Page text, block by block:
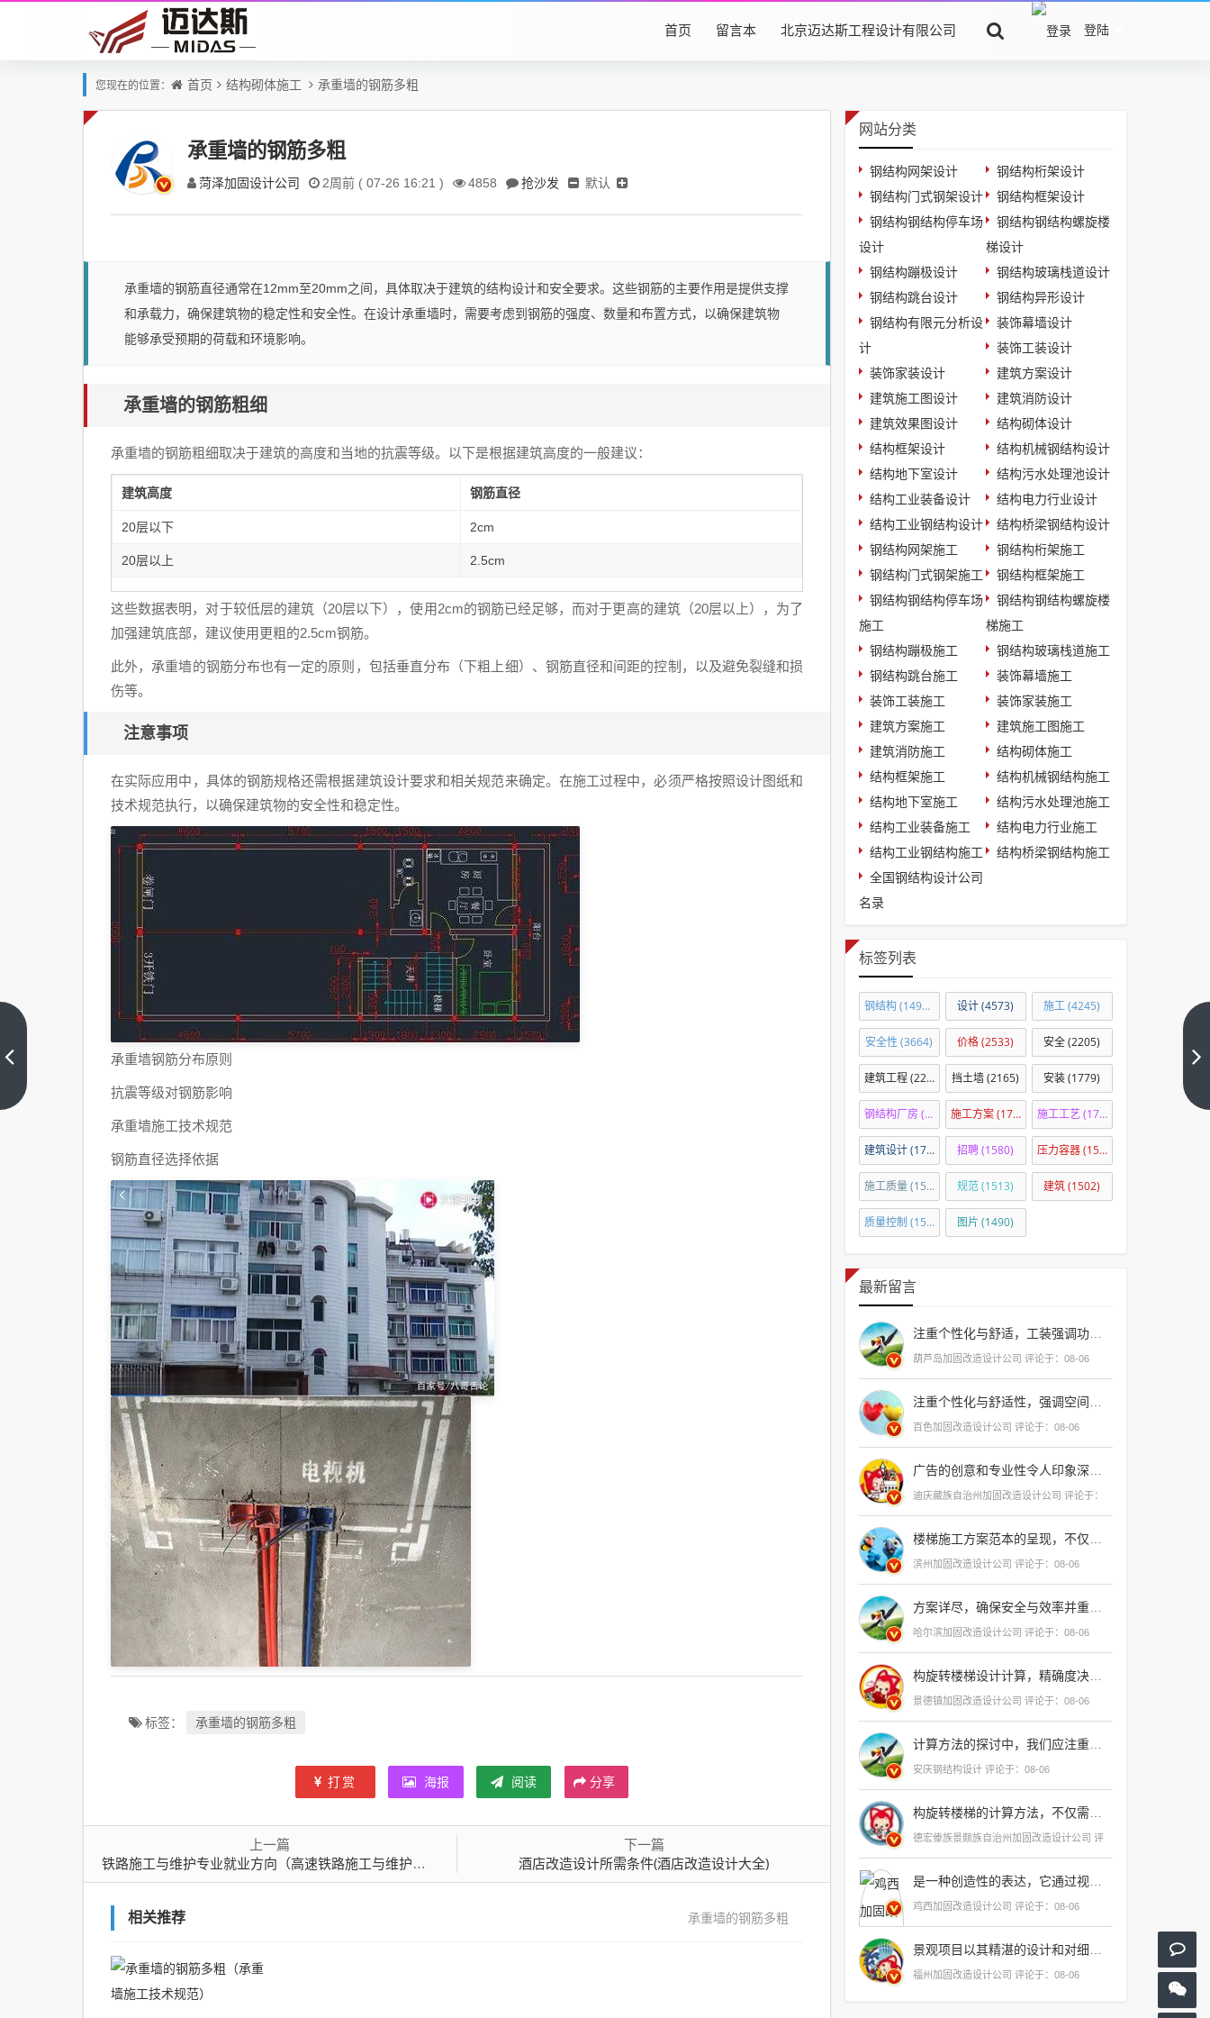
登陆
首页 留言本 北京迈达斯工程设计有限公司
您现在的位置： 首页 结构砌体施工 承重墙的钢筋多粗
承重墙的钢筋多粗
菏泽加固设计公司 2周前 ( 07-26 16:21 ) 4858 抢沙发 默认
承重墙的钢筋直径通常在12mm至20mm之间，具体取决于建筑的结构设计和安全要求。这些钢筋的主要作用是提供支撑
和承载力，确保建筑物的稳定性和安全性。在设计承重墙时，需要考虑到钢筋的强度、数量和布置方式，以确保建筑物
能够承受预期的荷载和环境影响。
承重墙的钢筋粗细
承重墙的钢筋粗细取决于建筑的高度和当地的抗震等级。以下是根据建筑高度的一般建议：
建筑高度 钢筋直径
20层以下 2cm
20层以上 2.5cm
这些数据表明，对于较低层的建筑（20层以下），使用2cm的钢筋已经足够，而对于更高的建筑（20层以上），为了
加强建筑底部，建议使用更粗的2.5cm钢筋。
此外，承重墙的钢筋分布也有一定的原则，包括垂直分布（下粗上细）、钢筋直径和间距的控制，以及避免裂缝和损
伤等。
注意事项
在实际应用中，具体的钢筋规格还需根据建筑设计要求和相关规范来确定。在施工过程中，必须严格按照设计图纸和
技术规范执行，以确保建筑物的安全性和稳定性。
承重墙钢筋分布原则
抗震等级对钢筋影响
承重墙施工技术规范
钢筋直径选择依据
标签： 承重墙的钢筋多粗
打赏 海报 阅读 分享
上一篇
铁路施工与维护专业就业方向（高速铁路施工与维护专业就业方向）
下一篇
酒店改造设计所需条件(酒店改造设计大全)
相关推荐 承重墙的钢筋多粗
网站分类
钢结构网架设计
钢结构桁架设计
钢结构门式钢架设计
钢结构框架设计
钢结构钢结构停车场
设计
钢结构钢结构螺旋楼
梯设计
钢结构蹦极设计
钢结构玻璃栈道设计
钢结构跳台设计
钢结构异形设计
钢结构有限元分析设
计
装饰幕墙设计
装饰工装设计
装饰家装设计
建筑方案设计
建筑施工图设计
建筑消防设计
建筑效果图设计
结构砌体设计
结构框架设计
结构机械钢结构设计
结构地下室设计
结构污水处理池设计
结构工业装备设计
结构电力行业设计
结构工业钢结构设计
结构桥梁钢结构设计
钢结构网架施工
钢结构桁架施工
钢结构门式钢架施工
钢结构框架施工
钢结构钢结构停车场
施工
钢结构钢结构螺旋楼
梯施工
钢结构蹦极施工
钢结构玻璃栈道施工
钢结构跳台施工
装饰幕墙施工
装饰工装施工
装饰家装施工
建筑方案施工
建筑施工图施工
建筑消防施工
结构砌体施工
结构框架施工
结构机械钢结构施工
结构地下室施工
结构污水处理池施工
结构工业装备施工
结构电力行业施工
结构工业钢结构施工
结构桥梁钢结构施工
全国钢结构设计公司
名录
标签列表
钢结构(14918) 设计(4573) 施工(4245)
安全性 (3664) 价格(2533) 安全(2205)
建筑工程(2201) 挡土墙(2165) 安装(1779)
钢结构厂房 (1760) 施工方案(1724) 施工工艺(1708)
建筑设计(1703) 招聘(1580) 压力容器(1575)
施工质量(1539) 规范(1513) 建筑(1502)
质量控制 (1501) 图片 (1490)
最新留言
注重个性化与舒适，工装强调功能性与效率，两者各有侧重，满足不同
葫芦岛加固改造设计公司 评论于：08-06
百色加固改造设计公司 评论于：08-06
迪庆藏族自治州加固改造设计公司 评论于：
08-06
滨州加固改造设计公司 评论于：08-06
方案详尽，确保安全与效率并重，为项目成功奠定
哈尔滨加固改造设计公司 评论于：08-06
构旋转楼梯设计计算，精确度决定安全与美观
景德镇加固改造设计公司 评论于：08-06
计算方法的探讨中，我们应注重其逻辑性和实用性，确保每一步推导都严谨无误，以期达到精确
安庆钢结构设计 评论于：08-06
德宏傣族景颇族自治州加固改造设计公司 评
论于：08-06
鸡西加固改造设计公司 评论于：08-06
福州加固改造设计公司 评论于：08-06